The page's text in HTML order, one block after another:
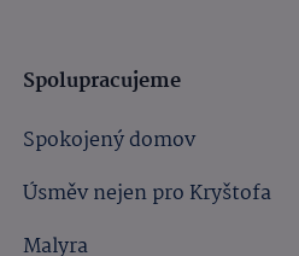
Spolupracujeme
Spokojený domov
Úsměv nejen pro Kryštofa
Malyra